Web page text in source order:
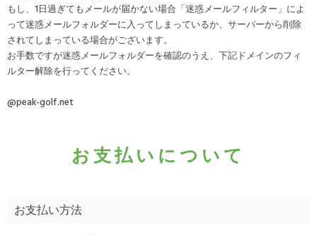
もし、1日過ぎてもメールが届かない場合「迷惑メールフィルター」によ
って迷惑メールフォルダーに入ってしまっているか、サーバーから削除
されてしまっている場合がございます。
お手数ですが迷惑メールフォルダーを確認のうえ、下記ドメインのフィ
ルター解除を行ってください。
@peak-golf.net
お支払いについて
お支払い方法